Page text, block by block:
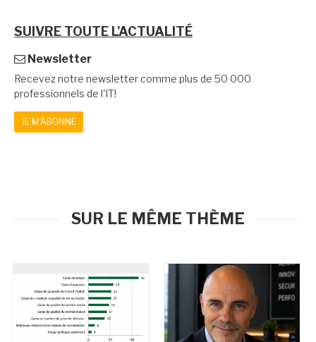
SUIVRE TOUTE L'ACTUALITÉ
Newsletter
Recevez notre newsletter comme plus de 50 000
professionnels de l'IT!
JE M'ABONNE
SUR LE MÊME THÈME